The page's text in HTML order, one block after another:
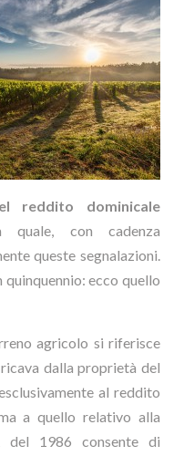
reddito dominicale
quale, con cadenza
queste segnalazioni.
quinquennio: ecco quello
agricolo si riferisce
dalla proprietà del
al reddito
a quello relativo alla
del 1986 consente di